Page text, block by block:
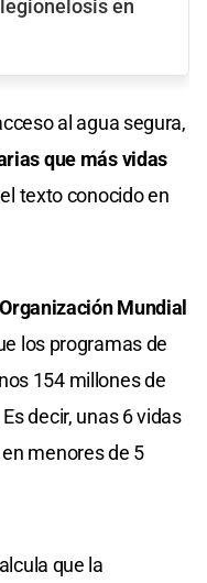
en
al agua segura,
que más vidas
el texto conocido en
Organización Mundial
los programas de
154 millones de
decir, unas 6 vidas
menores de 5
que la